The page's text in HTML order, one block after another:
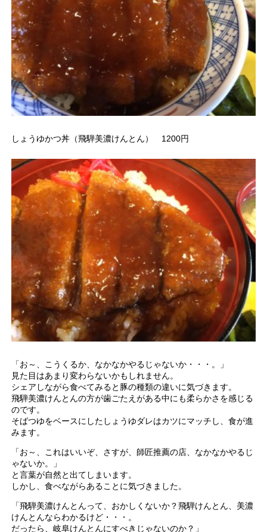
しょうゆかつ丼（飛騨美濃けんとん） 1200円
「お～、こうくるか、なかなかやるじゃないか・・・。」
見た目はあまり変わらないかもしれません。
シェアしながら食べてみると豚の種類の違いに気づきます。
飛騨美濃けんとんの方が歯ごたえがある中にも柔らかさを感じる
のです。
そばつゆをベースにしたしょうゆダレはカツにマッチし、食が進
みます。
「お～、これはいいぞ、さすが、師匠推薦の店、なかなかやるじ
ゃないか。」
と言葉が自然と出てしまいます。
しかし、食べながらあることに気づきました。
「飛騨美濃けんとんって、おかしくないか？飛騨けんとん、美濃
けんとんならわかるけど・・・。
だったら、岐阜けんとんにすべきじゃないのか？」